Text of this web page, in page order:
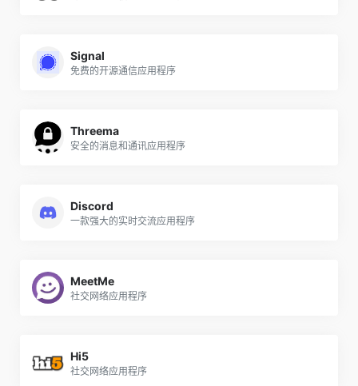
Signal
免费的开源通信应用程序
Threema
安全的消息和通讯应用程序
Discord
一款强大的实时交流应用程序
MeetMe
社交网络应用程序
Hi5
社交网络应用程序